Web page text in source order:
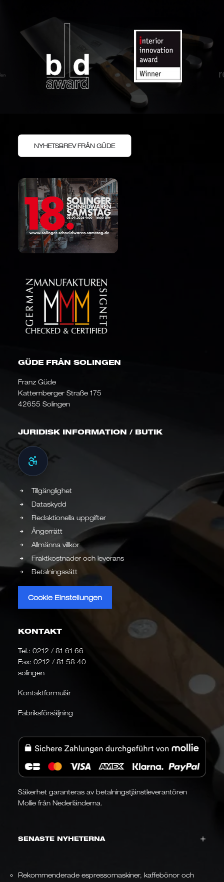
NYHETSBREV FRÅN GÜDE
GÜDE FRÅN SOLINGEN
Franz Güde
Katternberger Straße 175
42655 Solingen
JURIDISK INFORMATION / BUTIK
Tillgänglighet
Dataskydd
Redaktionella uppgifter
Ångerrätt
Allmänna villkor
Fraktkostnader och leverans
Betalningssätt
Cookie Einstellungen
KONTAKT
Tel.: 0212 / 81 61 66
Fax: 0212 / 81 58 40
solingen
Kontaktformulär
Fabriksförsäljning
Säkerhet garanteras av betalningstjänstleverantören
Mollie från Nederländerna.
SENASTE NYHETERNA
Rekommenderade espressomaskiner, kaffebönor och